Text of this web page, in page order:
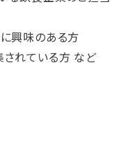
興味のある方
されている方 など